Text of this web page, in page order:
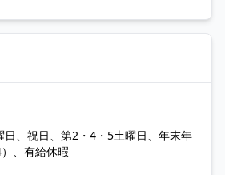
、祝日、第2・4・5土曜日、年末年
、有給休暇